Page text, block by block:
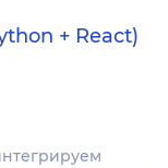
+ React)